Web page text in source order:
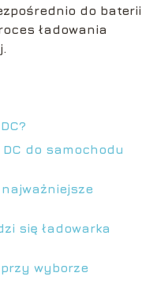
do baterii
ładowania
do samochodu
się ładowarka
wyborze